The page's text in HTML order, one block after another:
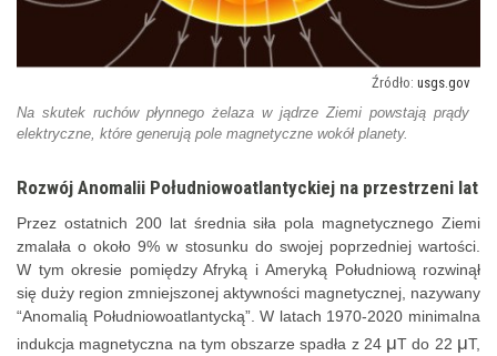
usgs.gov
Na skutek ruchów płynnego żelaza w jądrze Ziemi powstają prądy
elektryczne, które generują pole magnetyczne wokół planety.
Rozwój Anomalii Południowoatlantyckiej na przestrzeni lat
Przez ostatnich 200 lat średnia siła pola magnetycznego Ziemi
zmalała o około 9% w stosunku do swojej poprzedniej wartości.
W tym okresie pomiędzy Afryką i Ameryką Południową rozwinął
się duży region zmniejszonej aktywności magnetycznej, nazywany
“Anomalią Południowoatlantycką”. W latach 1970-2020 minimalna
indukcja magnetyczna na tym obszarze spadła z 24 μT do 22 μT,